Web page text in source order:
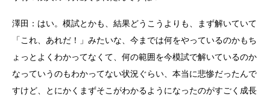
澤田：はい。模試とかも、結果どうこうよりも、まず解いていて
「これ、あれだ！」みたいな、今までは何をやっているのかもち
ょっとよくわかってなくて、何の範囲を今模試で解いているのか
なっていうのもわかってない状況ぐらい、本当に悲惨だったんで
すけど、とにかくまずそこがわかるようになったのがすごく成長